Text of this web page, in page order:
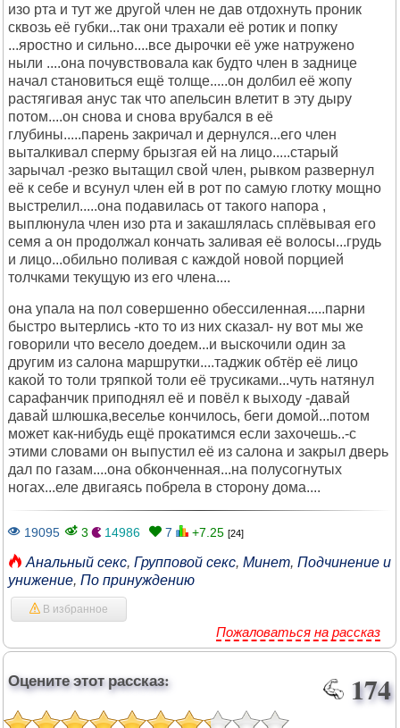
изо рта и тут же другой член не дав отдохнуть проник
сквозь её губки...так они трахали её ротик и попку
...яростно и сильно....все дырочки её уже натружено
ныли ....она почувствовала как будто член в заднице
начал становиться ещё толще.....он долбил её жопу
растягивая анус так что апельсин влетит в эту дыру
потом....он снова и снова врубался в её
глубины.....парень закричал и дернулся...его член
выталкивал сперму брызгая ей на лицо.....старый
зарычал -резко вытащил свой член, рывком развернул
её к себе и всунул член ей в рот по самую глотку мощно
выстрелил.....она подавилась от такого напора ,
выплюнула член изо рта и закашлялась сплёвывая его
семя а он продолжал кончать заливая её волосы...грудь
и лицо...обильно поливая с каждой новой порцией
толчками текущую из его члена....
она упала на пол совершенно обессиленная.....парни
быстро вытерлись -кто то из них сказал- ну вот мы же
говорили что весело доедем...и выскочили один за
другим из салона маршрутки....таджик обтёр её лицо
какой то толи тряпкой толи её трусиками...чуть натянул
сарафанчик приподнял её и повёл к выходу -давай
давай шлюшка,веселье кончилось, беги домой...потом
может как-нибудь ещё прокатимся если захочешь..-с
этими словами он выпустил её из салона и закрыл дверь
дал по газам....она обконченная...на полусогнутых
ногах...еле двигаясь побрела в сторону дома....
19095 3 14986 7 +7.25 [24]
Анальный секс, Групповой секс, Минет, Подчинение и
унижение, По принуждению
В избранное
Пожаловаться на рассказ
Оцените этот рассказ: 174